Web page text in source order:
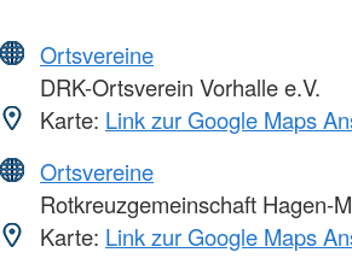
Ortsvereine
DRK-Ortsverein Vorhalle e.V.
Karte: Link zur Google Maps
Ortsvereine
Rotkreuzgemeinschaft Hagen-
Karte: Link zur Google Maps